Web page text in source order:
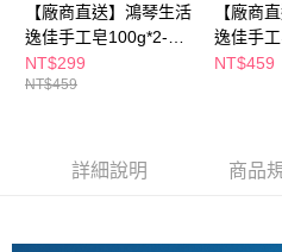
https://aftee.tw/terms/#terms3
３．未成年的使用者請事先徵得法定代
「AFTEE先享後付」，若未經同意申辦
任。
５．嚴禁一人註冊多個帳號或使用他人
恩沛科技股份有限公司將有權停止該用
【廠商直送】鴻琴生活
逸佳手工皂100g*2-薰
衣草
NT$299
NT$459
【廠商
逸佳手
100g*2蒲
NT$459
詳細說明 商品